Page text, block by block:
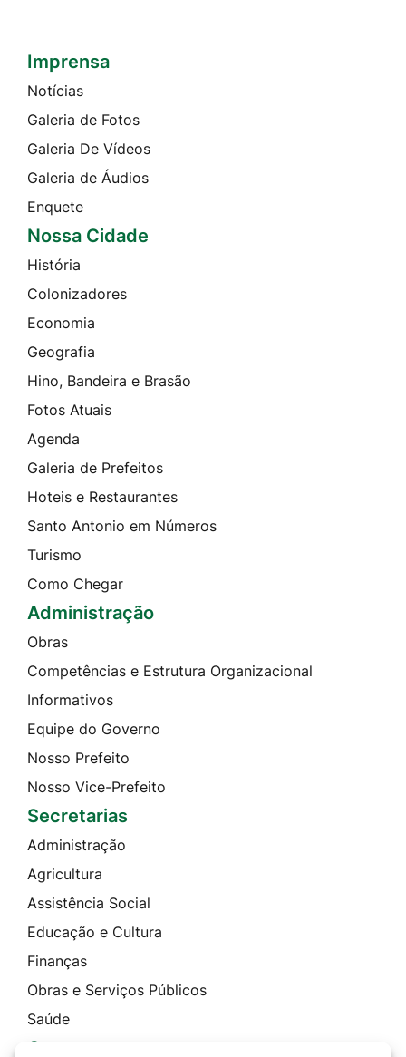
Seção do Rodapé e Contato
Imprensa
Notícias
Galeria de Fotos
Galeria De Vídeos
Galeria de Áudios
Enquete
Nossa Cidade
História
Colonizadores
Economia
Geografia
Hino, Bandeira e Brasão
Fotos Atuais
Agenda
Galeria de Prefeitos
Hoteis e Restaurantes
Santo Antonio em Números
Turismo
Como Chegar
Administração
Obras
Competências e Estrutura Organizacional
Informativos
Equipe do Governo
Nosso Prefeito
Nosso Vice-Prefeito
Secretarias
Administração
Agricultura
Assistência Social
Educação e Cultura
Finanças
Obras e Serviços Públicos
Saúde
Contato